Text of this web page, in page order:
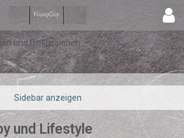
und Diskussionen
und Lifestyle